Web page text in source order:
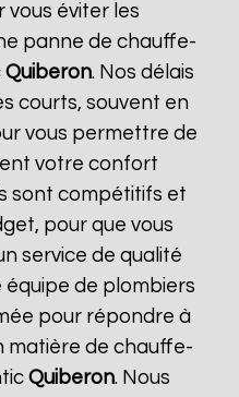
éviter les
panne de chauffe-
Quiberon. Nos délais
courts, souvent en
vous permettre de
votre confort
sont compétitifs et
pour que vous
service de qualité
équipe de plombiers
pour répondre à
matière de chauffe-
Quiberon. Nous